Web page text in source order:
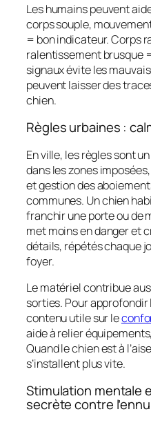
Les humains peuvent
corps souple,
= bon indicateur. Corps
ralentissement brusque
signaux évite les
peuvent laisser des
chien.
Règles urbaines :
En ville, les règles sont
dans les zones
et gestion des
communes. Un chien
franchir une porte ou de
met moins en danger et
détails, répétés chaque
foyer.
Le matériel contribue
sorties. Pour
contenu utile sur le
aide à relier
Quand le chien est à
s’installent plus vite.
Stimulation mentale
secrète contre